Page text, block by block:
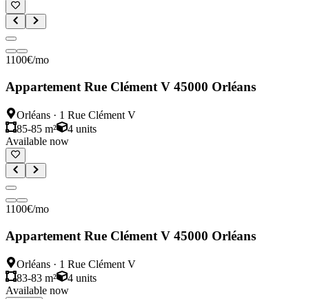
1100€/mo
Appartement Rue Clément V 45000 Orléans
Orléans · 1 Rue Clément V
85-85 m²
4 units
Available now
1100€/mo
Appartement Rue Clément V 45000 Orléans
Orléans · 1 Rue Clément V
83-83 m²
4 units
Available now